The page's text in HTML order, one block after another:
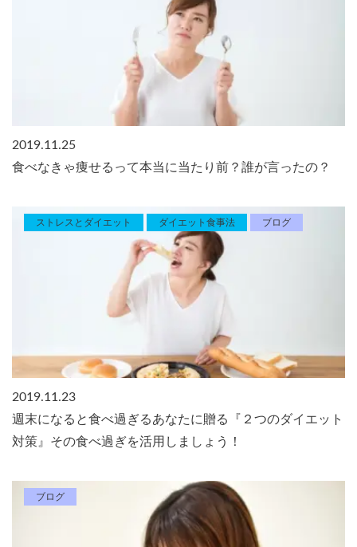
2019.11.25
食べなきゃ痩せるって本当に当たり前？誰が言ったの？
ストレスとダイエット ダイエット食事法 ブログ
2019.11.23
週末になると食べ過ぎるあなたに贈る『２つのダイエット
対策』その食べ過ぎを活用しましょう！
ブログ